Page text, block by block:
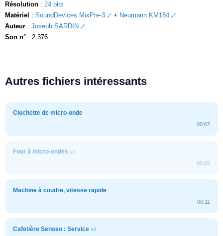
Résolution : 24 bits
Matériel : SoundDevices MixPre-3 + Neumann KM184
Auteur : Joseph SARDIN
Son n° : 2 376
Autres fichiers intéressants
Clochette de micro-onde
00:02
Four à micro-ondes #3
00:16
Machine à coudre, vitesse rapide
00:11
Cafetière Senseo : Service #2